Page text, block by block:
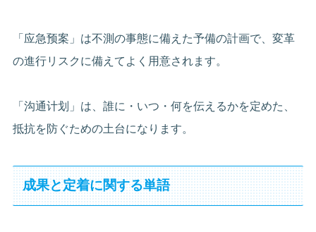
「应急预案」は不測の事態に備えた予備の計画で、変革
の進行リスクに備えてよく用意されます。
「沟通计划」は、誰に・いつ・何を伝えるかを定めた、
抵抗を防ぐための土台になります。
成果と定着に関する単語